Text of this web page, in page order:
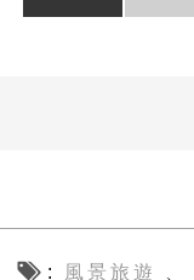
風景旅遊